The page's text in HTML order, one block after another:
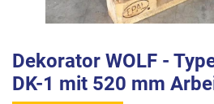
Dekorator WOLF -
DK-1 mit 520 mm